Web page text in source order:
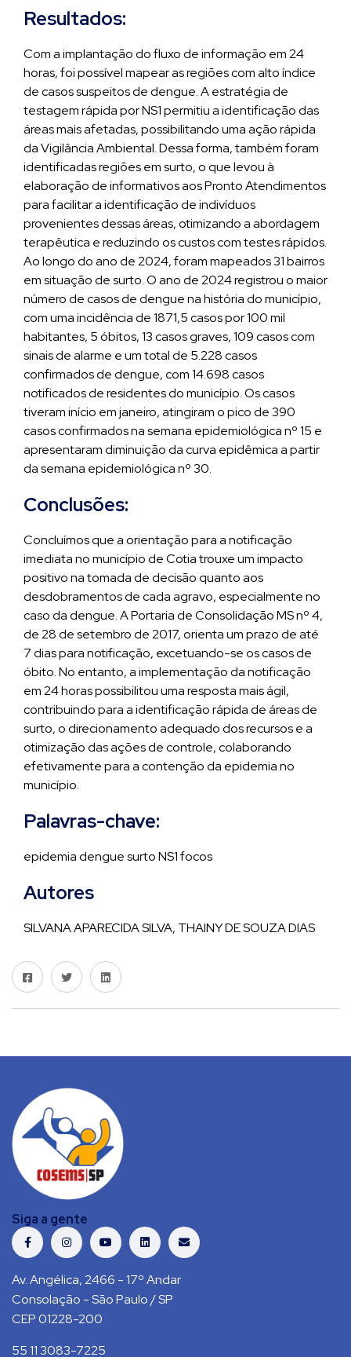
Resultados:
Com a implantação do fluxo de informação em 24
horas, foi possível mapear as regiões com alto índice
de casos suspeitos de dengue. A estratégia de
testagem rápida por NS1 permitiu a identificação das
áreas mais afetadas, possibilitando uma ação rápida
da Vigilância Ambiental. Dessa forma, também foram
identificadas regiões em surto, o que levou à
elaboração de informativos aos Pronto Atendimentos
para facilitar a identificação de indivíduos
provenientes dessas áreas, otimizando a abordagem
terapêutica e reduzindo os custos com testes rápidos.
Ao longo do ano de 2024, foram mapeados 31 bairros
em situação de surto. O ano de 2024 registrou o maior
número de casos de dengue na história do município,
com uma incidência de 1871,5 casos por 100 mil
habitantes, 5 óbitos, 13 casos graves, 109 casos com
sinais de alarme e um total de 5.228 casos
confirmados de dengue, com 14.698 casos
notificados de residentes do município. Os casos
tiveram início em janeiro, atingiram o pico de 390
casos confirmados na semana epidemiológica nº 15 e
apresentaram diminuição da curva epidêmica a partir
da semana epidemiológica nº 30.
Conclusões:
Concluímos que a orientação para a notificação
imediata no município de Cotia trouxe um impacto
positivo na tomada de decisão quanto aos
desdobramentos de cada agravo, especialmente no
caso da dengue. A Portaria de Consolidação MS nº 4,
de 28 de setembro de 2017, orienta um prazo de até
7 dias para notificação, excetuando-se os casos de
óbito. No entanto, a implementação da notificação
em 24 horas possibilitou uma resposta mais ágil,
contribuindo para a identificação rápida de áreas de
surto, o direcionamento adequado dos recursos e a
otimização das ações de controle, colaborando
efetivamente para a contenção da epidemia no
município.
Palavras-chave:
epidemia dengue surto NS1 focos
Autores
SILVANA APARECIDA SILVA, THAINY DE SOUZA DIAS
Siga a gente
Av. Angélica, 2466 - 17º Andar
Consolação - São Paulo / SP
CEP 01228-200
55 11 3083-7225